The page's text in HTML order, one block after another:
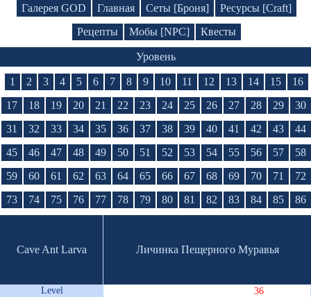
Галерея GOD Главная Сеты [Броня]
Ресурсы [Craft]
Рецепты
Мобы [NPC] Квесты
Уровень
1 2 3 4 5 6 7 8 9 10 11 12 13 14 15
16
17
18 19 20 21 22 23 24 25 26 27 28 29
30
31
32 33 34 35 36 37 38 39 40 41 42 43
44
45
46 47 48 49 50 51 52 53 54 55 56 57
58
59
60 61 62 63 64 65 66 67 68 69 70 71
72
73
74 75 76 77 78 79 80 81 82 83 84 85 86
Cave Ant Larva Личинка Пещерного Муравья
Level
36